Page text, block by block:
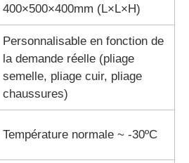
caoutchouc
400×500×400mm (L×L×H)
Personnalisable en fonction de
la demande réelle (pliage
semelle, pliage cuir, pliage
chaussures)
Température normale ~ -30ºC